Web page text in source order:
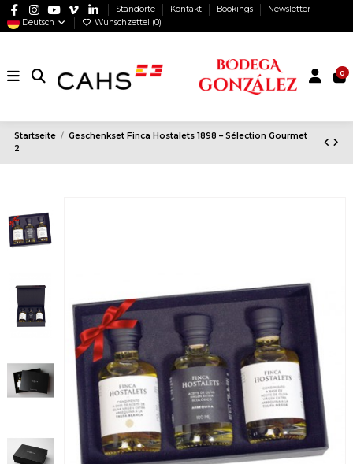
Standorte Kontakt Bookings
Newsletter
Deutsch
Wunschzettel (0)
0
Startseite
Geschenkset Finca Hostalets 1898 – Sélection Gourmet
2